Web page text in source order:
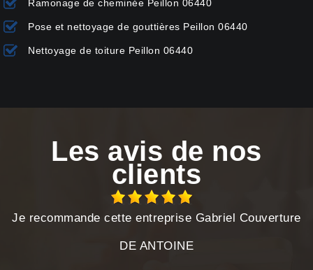
Ramonage de cheminée Peillon 06440
Pose et nettoyage de gouttières Peillon 06440
Nettoyage de toiture Peillon 06440
Les avis de nos
clients
Je recommande cette entreprise Gabriel Couverture
DE ANTOINE